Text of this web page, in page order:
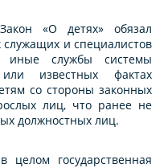
«О детях» обязал
и специалистов
иные службы системы
известных фактах
со стороны законных
лиц, что ранее не
должностных лиц.
целом государственная